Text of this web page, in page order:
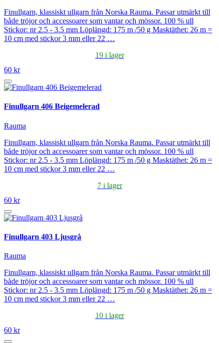
Finullgarn, klassiskt ullgarn från Norska Rauma. Passar utmärkt till
både tröjor och accessoarer som vantar och mössor. 100 % ull
Stickor: nr 2.5 - 3.5 mm Löplängd: 175 m /50 g Masktäthet: 26 m =
10 cm med stickor 3 mm eller 22 …
19 i lager
60 kr
Finullgarn 406 Beigemelerad
Rauma
Finullgarn, klassiskt ullgarn från Norska Rauma. Passar utmärkt till
både tröjor och accessoarer som vantar och mössor. 100 % ull
Stickor: nr 2.5 - 3.5 mm Löplängd: 175 m /50 g Masktäthet: 26 m =
10 cm med stickor 3 mm eller 22 …
7 i lager
60 kr
Finullgarn 403 Ljusgrå
Rauma
Finullgarn, klassiskt ullgarn från Norska Rauma. Passar utmärkt till
både tröjor och accessoarer som vantar och mössor. 100 % ull
Stickor: nr 2.5 - 3.5 mm Löplängd: 175 m /50 g Masktäthet: 26 m =
10 cm med stickor 3 mm eller 22 …
10 i lager
60 kr